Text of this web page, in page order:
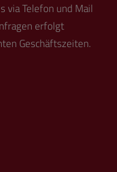
via Telefon und Mail
erfolgt
Geschäftszeiten.